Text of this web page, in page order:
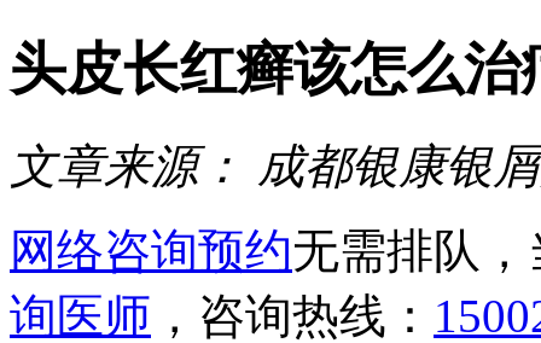
头皮长红癣该怎么治
文章来源：
成都银康银
网络咨询预约无需排队
询医师 ，咨询热线：